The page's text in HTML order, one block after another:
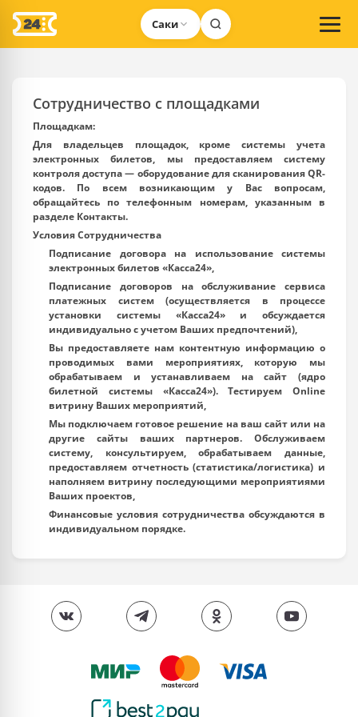
Саки
Сотрудничество c площадками
Площадкам:
Для владельцев площадок, кроме системы учета
электронных билетов, мы предоставляем систему
контроля доступа — оборудование для сканирования QR-
кодов. По всем возникающим у Вас вопросам,
обращайтесь по телефонным номерам, указанным в
разделе Контакты.
Условия Сотрудничества
Подписание договора на использование системы
электронных билетов «Касса24»,
Подписание договоров на обслуживание сервиса
платежных систем (осуществляется в процессе
установки системы «Касса24» и обсуждается
индивидуально с учетом Ваших предпочтений),
Вы предоставляете нам контентную информацию о
проводимых вами мероприятиях, которую мы
обрабатываем и устанавливаем на сайт (ядро
билетной системы «Касса24»). Тестируем Online
витрину Ваших мероприятий,
Мы подключаем готовое решение на ваш сайт или на
другие сайты ваших партнеров. Обслуживаем
систему, консультируем, обрабатываем данные,
предоставляем отчетность (статистика/логистика) и
наполняем витрину последующими мероприятиями
Ваших проектов,
Финансовые условия сотрудничества обсуждаются в
индивидуальном порядке.